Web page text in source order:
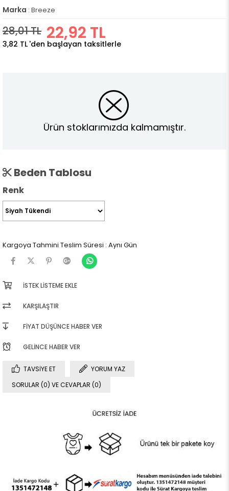
Marka : Breeze
28,01 TL 22,92 TL
3,82 TL 'den başlayan taksitlerle
Ürün stoklarımızda kalmamıştır.
Beden Tablosu
Renk
Kargoya Tahmini Teslim Süresi : Aynı Gün
İSTEK LISTEME EKLE
KARŞILAŞTIR
FIYAT DÜŞÜNCE HABER VER
GELINCE HABER VER
TAVSIYE ET
YORUM YAZ
SORULAR (0) VE CEVAPLAR (0)